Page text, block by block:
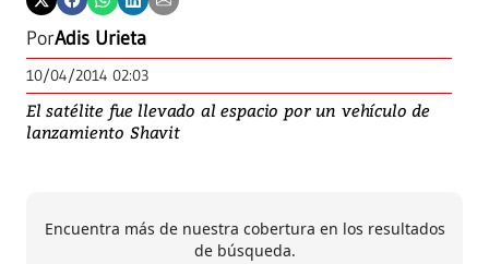
PorAdis Urieta
10/04/2014 02:03
El satélite fue llevado al espacio por un vehículo de
lanzamiento Shavit
Encuentra más de nuestra cobertura en los resultados
de búsqueda.